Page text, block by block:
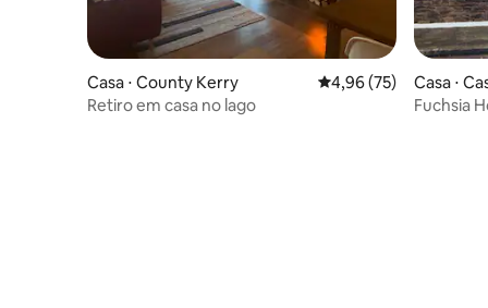
Casa ⋅ County Kerry 4,96 de uma avaliação
4,96 (75)
Retiro em casa no lago
Casa ⋅
Fuchsia